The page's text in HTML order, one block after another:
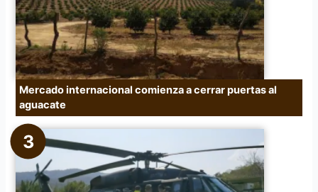
Mercado internacional comienza a cerrar puertas al
aguacate